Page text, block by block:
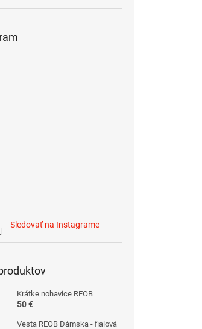
Sledovať na Instagrame
Krátke nohavice REOB
50 €
Vesta REOB Dámska - fialová